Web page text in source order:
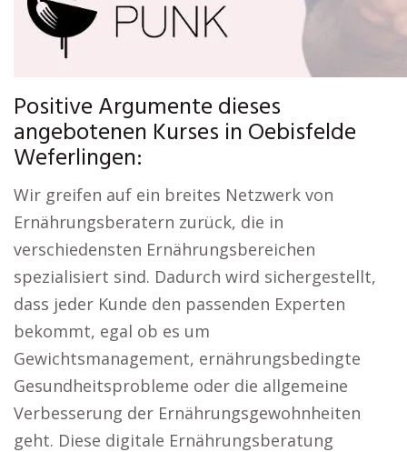
Positive Argumente dieses
angebotenen Kurses in Oebisfelde
Weferlingen:
Wir greifen auf ein breites Netzwerk von
Ernährungsberatern zurück, die in
verschiedensten Ernährungsbereichen
spezialisiert sind. Dadurch wird sichergestellt,
dass jeder Kunde den passenden Experten
bekommt, egal ob es um
Gewichtsmanagement, ernährungsbedingte
Gesundheitsprobleme oder die allgemeine
Verbesserung der Ernährungsgewohnheiten
geht. Diese digitale Ernährungsberatung